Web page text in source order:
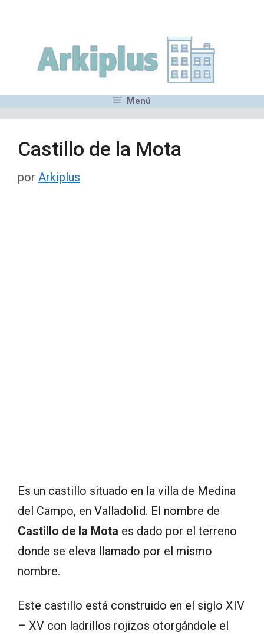
contenido
Menú
Castillo de la Mota
por Arkiplus
Es un castillo situado en la villa de Medina
del Campo, en Valladolid. El nombre de
Castillo de la Mota es dado por el terreno
donde se eleva llamado por el mismo
nombre.
Este castillo está construido en el siglo XIV
– XV con ladrillos rojizos otorgándole el